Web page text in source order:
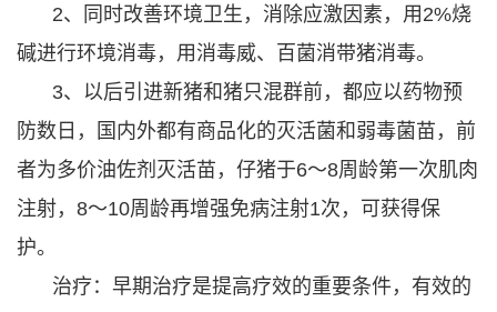
2、同时改善环境卫生，消除应激因素，用2%烧
碱进行环境消毒，用消毒威、百菌消带猪消毒。
3、以后引进新猪和猪只混群前，都应以药物预
防数日，国内外都有商品化的灭活菌和弱毒菌苗，前
者为多价油佐剂灭活苗，仔猪于6～8周龄第一次肌肉
注射，8～10周龄再增强免病注射1次，可获得保
护。
治疗：早期治疗是提高疗效的重要条件，有效的